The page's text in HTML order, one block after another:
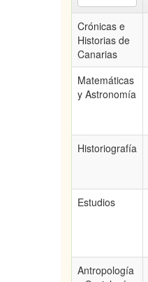
Crónicas e
Historias de
Canarias
Matemáticas
y Astronomía
Historiografía
Estudios
Antropología